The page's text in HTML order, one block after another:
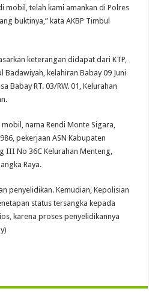
mobil, telah kami amankan di Polres
buktinya,” kata AKBP Timbul
keterangan didapat dari KTP,
kelahiran Babay 09 Juni
Babay RT. 03/RW. 01, Kelurahan
nama Rendi Monte Sigara,
pekerjaan ASN Kabupaten
III No 36C Kelurahan Menteng,
Raya.
penyelidikan. Kemudian, Kepolisian
status tersangka kepada
karena proses penyelidikannya